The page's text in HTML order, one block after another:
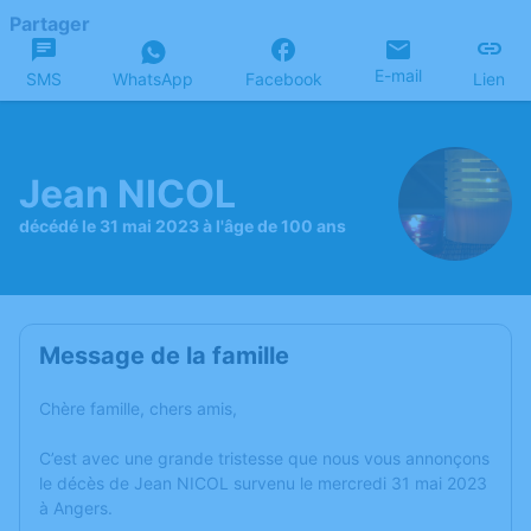
Partager
SMS WhatsApp Facebook E-mail Lien
Jean NICOL
décédé le 31 mai 2023 à l'âge de 100 ans
Message de la famille
Chère famille, chers amis,
C’est avec une grande tristesse que nous vous annonçons
le décès de Jean NICOL survenu le mercredi 31 mai 2023
à Angers.